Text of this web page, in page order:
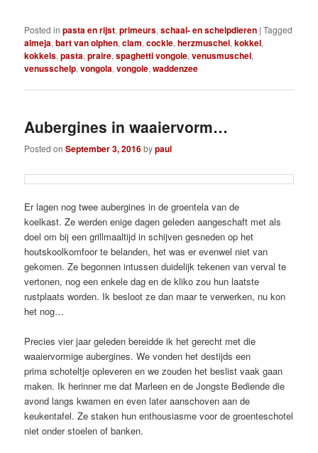
Posted in pasta en rijst,primeurs,schaal- en schelpdieren |Tagged
almeja,bart van olphen,clam,cockle,herzmuschel,kokkel,
kokkels,pasta,praire,spaghetti vongole,venusmuschel,
venusschelp,vongola,vongole,waddenzee
Aubergines in waaiervorm…
Posted onSeptember 3, 2016bypaul
Er lagen nog twee aubergines in de groentela van de
koelkast. Ze werden enige dagen geleden aangeschaft met als
doel om bij een grillmaaltijd in schijven gesneden op het
houtskoolkomfoor te belanden, het was er evenwel niet van
gekomen. Ze begonnen intussen duidelijk tekenen van verval te
vertonen, nog een enkele dag en de kliko zou hun laatste
rustplaats worden. Ik besloot ze dan maar te verwerken, nu kon
het nog…
Precies vier jaar geleden bereidde ik het gerecht met die
waaiervormige aubergines. We vonden het destijds een
prima schoteltje opleveren en we zouden het beslist vaak gaan
maken. Ik herinner me dat Marleen en de Jongste Bediende die
avond langs kwamen en even later aanschoven aan de
keukentafel. Ze staken hun enthousiasme voor de groenteschotel
niet onder stoelen of banken.